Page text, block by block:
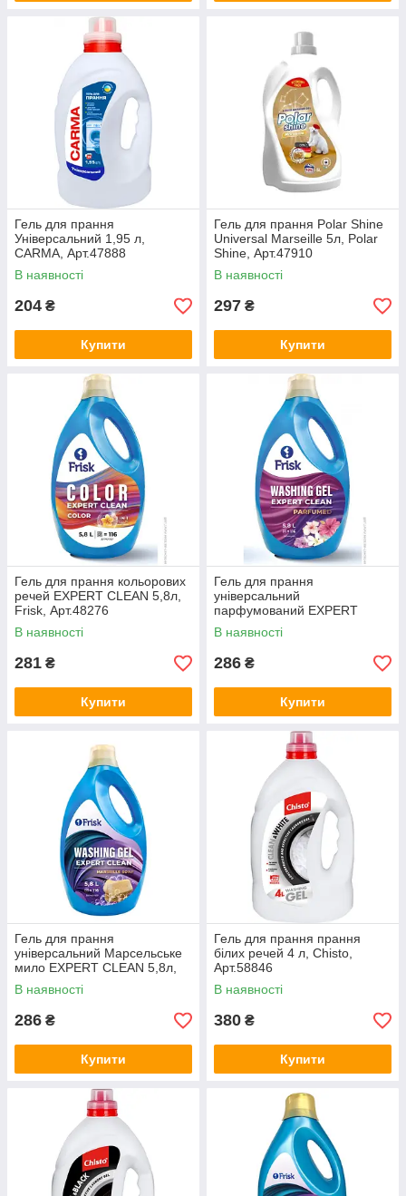
Гель для прання
Універсальний 1,95 л,
CARMA, Арт.47888
В наявності
204 ₴
Купити
Гель для прання Polar Shine
Universal Marseille 5л, Polar
Shine, Арт.47910
В наявності
297 ₴
Купити
Гель для прання кольорових
речей EXPERT CLEAN 5,8л,
Frisk, Арт.48276
В наявності
281 ₴
Купити
Гель для прання
універсальний
парфумований EXPERT
CLEAN 5,8л, Frisk, Арт.48277
В наявності
286 ₴
Купити
Гель для прання
універсальний Марсельське
мило EXPERT CLEAN 5,8л,
Frisk, Арт.48278
В наявності
286 ₴
Купити
Гель для прання прання
білих речей 4 л, Chisto,
Арт.58846
В наявності
380 ₴
Купити